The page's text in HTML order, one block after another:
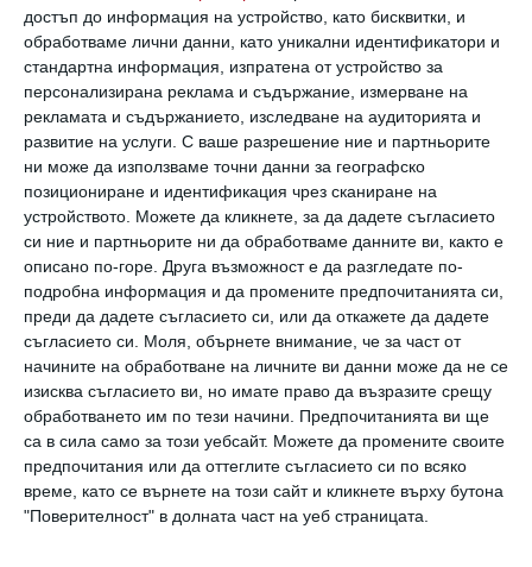
достъп до информация на устройство, като бисквитки, и
обработваме лични данни, като уникални идентификатори и
стандартна информация, изпратена от устройство за
персонализирана реклама и съдържание, измерване на
рекламата и съдържанието, изследване на аудиторията и
развитие на услуги. С ваше разрешение ние и партньорите
ни може да използваме точни данни за географско
позициониране и идентификация чрез сканиране на
устройството. Можете да кликнете, за да дадете съгласието
си ние и партньорите ни да обработваме данните ви, както е
описано по-горе. Друга възможност е да разгледате по-
подробна информация и да промените предпочитанията си,
преди да дадете съгласието си, или да откажете да дадете
съгласието си. Моля, обърнете внимание, че за част от
начините на обработване на личните ви данни може да не се
изисква съгласието ви, но имате право да възразите срещу
обработването им по тези начини. Предпочитанията ви ще
са в сила само за този уебсайт. Можете да промените своите
предпочитания или да оттеглите съгласието си по всяко
време, като се върнете на този сайт и кликнете върху бутона
"Поверителност" в долната част на уеб страницата.
адренокортикотропен хормон, който също
така увеличава синтеза на меланин. А той
диктува високата чувствителност към
слънцето.
Меланоцитите стават хиперактивни.
В резултат на това пигментът се отлага
там, където тъканта е най-плътна – линеа
алба.
При някои жени се явява, при други -
не
Това е генетична черта. Ивицата няма да се
появи, ако: